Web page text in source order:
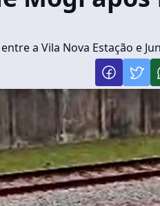
a Vila Nova Estação e